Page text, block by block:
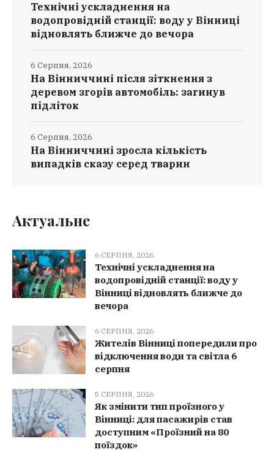
Технічні ускладнення на
водопровідній станції: воду у Вінниці
відновлять ближче до вечора
На Вінниччині після зіткнення з
деревом згорів автомобіль: загинув
підліток
6 Серпня, 2026
На Вінниччині зросла кількість
випадків сказу серед тварин
6 Серпня, 2026
Актуальне
6 СЕРПНЯ, 2026
Технічні ускладнення на
водопровідній станції: воду у
Вінниці відновлять ближче до
вечора
6 СЕРПНЯ, 2026
Жителів Вінниці попередили про
відключення води та світла 6
серпня
5 СЕРПНЯ, 2026
Як змінити тип проїзного у
Вінниці: для пасажирів став
доступним «Проїзний на 80
поїздок»